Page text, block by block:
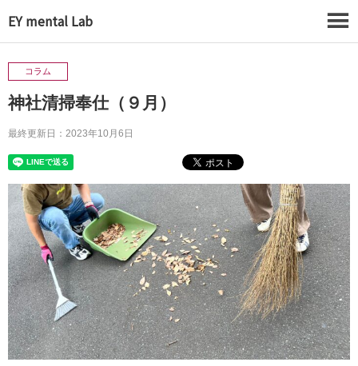
EY mental Lab
コラム
神社清掃奉仕（９月）
最終更新日：2023年10月6日